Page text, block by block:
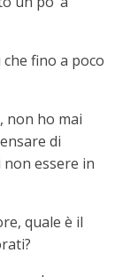
fino a poco
non ho mai
di
essere in
quale è il